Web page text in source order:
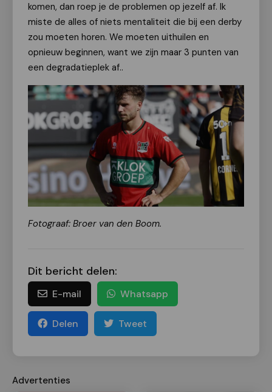
komen, dan roep je de problemen op jezelf af. Ik
miste de alles of niets mentaliteit die bij een derby
zou moeten horen. We moeten uithuilen en
opnieuw beginnen, want we zijn maar 3 punten van
een degradatieplek af..
Fotograaf: Broer van den Boom.
Dit bericht delen:
E-mail Whatsapp
Delen Tweet
Advertenties